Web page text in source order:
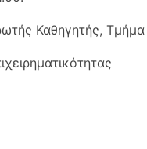
Καθηγητής,